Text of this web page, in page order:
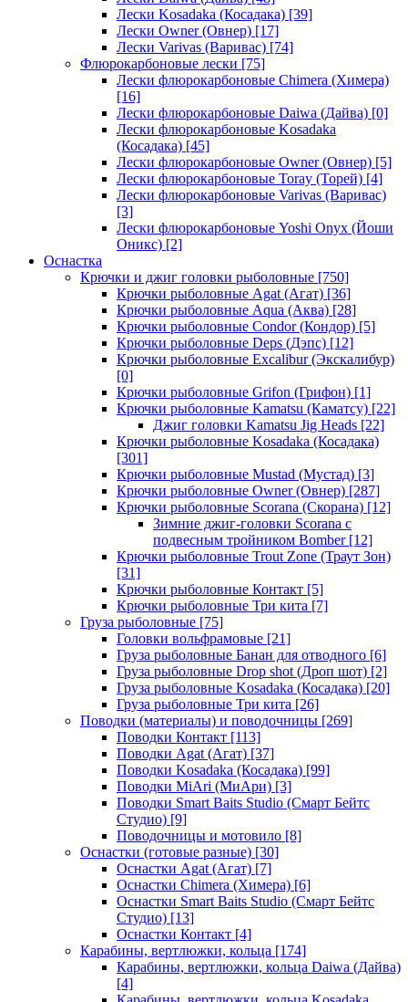
Лески Kosadaka (Косадака) [39]
Лески Owner (Овнер) [17]
Лески Varivas (Варивас) [74]
Флюрокарбоновые лески [75]
Лески флюрокарбоновые Chimera (Химера)
[16]
Лески флюрокарбоновые Daiwa (Дайва) [0]
Лески флюрокарбоновые Kosadaka
(Косадака) [45]
Лески флюрокарбоновые Owner (Овнер) [5]
Лески флюрокарбоновые Toray (Торей) [4]
Лески флюрокарбоновые Varivas (Варивас)
[3]
Лески флюрокарбоновые Yoshi Onyx (Йоши
Оникс) [2]
Оснастка
Крючки и джиг головки рыболовные [750]
Крючки рыболовные Agat (Агат) [36]
Крючки рыболовные Aqua (Аква) [28]
Крючки рыболовные Condor (Кондор) [5]
Крючки рыболовные Deps (Дэпс) [12]
Крючки рыболовные Excalibur (Экскалибур)
[0]
Крючки рыболовные Grifon (Грифон) [1]
Крючки рыболовные Kamatsu (Каматсу) [22]
Джиг головки Kamatsu Jig Heads [22]
Крючки рыболовные Kosadaka (Косадака)
[301]
Крючки рыболовные Mustad (Мустад) [3]
Крючки рыболовные Owner (Овнер) [287]
Крючки рыболовные Scorana (Скорана) [12]
Зимние джиг-головки Scorana с
подвесным тройником Bomber[12]
Крючки рыболовные Trout Zone (Траут Зон)
[31]
Крючки рыболовные Контакт [5]
Крючки рыболовные Три кита [7]
Груза рыболовные [75]
Головки вольфрамовые [21]
Груза рыболовные Банан для отводного [6]
Груза рыболовные Drop shot (Дроп шот) [2]
Груза рыболовные Kosadaka (Косадака) [20]
Груза рыболовные Три кита [26]
Поводки (материалы) и поводочницы [269]
Поводки Контакт [113]
Поводки Agat (Агат) [37]
Поводки Kosadaka (Косадака) [99]
Поводки MiAri (МиАри) [3]
Поводки Smart Baits Studio (Смарт Бейтс
Студио) [9]
Поводочницы и мотовило [8]
Оснастки (готовые разные) [30]
Оснастки Agat (Агат) [7]
Оснастки Chimera (Химера) [6]
Оснастки Smart Baits Studio (Смарт Бейтс
Студио) [13]
Оснастки Контакт [4]
Карабины, вертлюжки, кольца [174]
Карабины, вертлюжки, кольца Daiwa (Дайва)
[4]